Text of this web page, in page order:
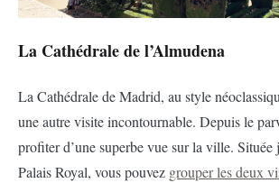
La Cathédrale de l’Almudena
La Cathédrale de Madrid, au style
une autre visite incontournable. Depuis le
profiter d’une superbe vue sur la ville. Située
Palais Royal, vous pouvez grouper les deux